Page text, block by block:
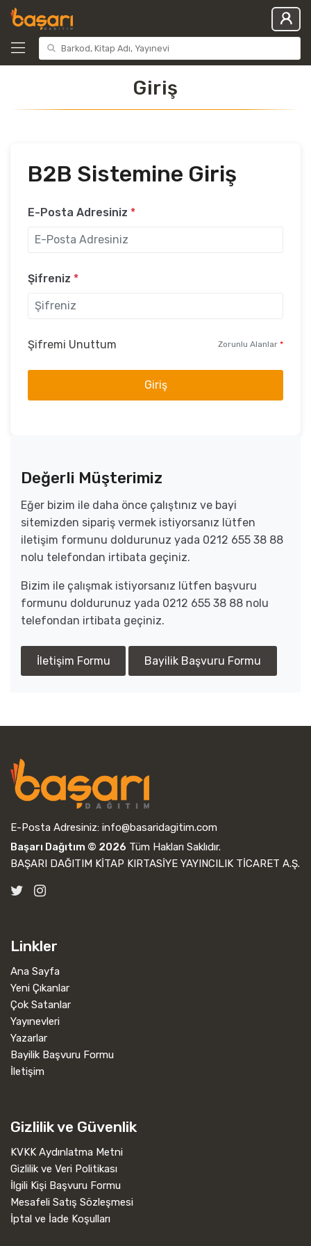
Giriş
B2B Sistemine Giriş
E-Posta Adresiniz *
Şifreniz *
Şifremi Unuttum Zorunlu Alanlar *
Giriş
Değerli Müşterimiz
Eğer bizim ile daha önce çalıştınız ve bayi
sitemizden sipariş vermek istiyorsanız lütfen
iletişim formunu doldurunuz yada 0212 655 38 88
nolu telefondan irtibata geçiniz.
Bizim ile çalışmak istiyorsanız lütfen başvuru
formunu doldurunuz yada 0212 655 38 88 nolu
telefondan irtibata geçiniz.
İletişim Formu Bayilik Başvuru Formu
E-Posta Adresiniz: info@basaridagitim.com
Başarı Dağıtım © 2026 Tüm Hakları Saklıdır.
BAŞARI DAĞITIM KİTAP KIRTASİYE YAYINCILIK TİCARET A.Ş.
Linkler
Ana Sayfa
Yeni Çıkanlar
Çok Satanlar
Yayınevleri
Yazarlar
Bayilik Başvuru Formu
İletişim
Gizlilik ve Güvenlik
KVKK Aydınlatma Metni
Gizlilik ve Veri Politikası
İlgili Kişi Başvuru Formu
Mesafeli Satış Sözleşmesi
İptal ve İade Koşulları